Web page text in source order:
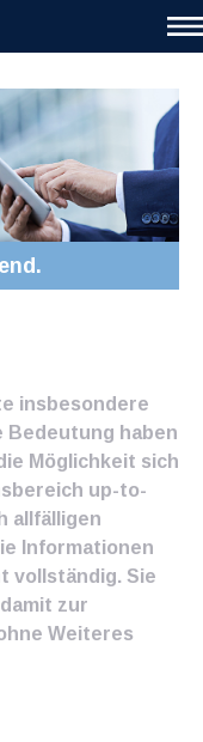
insbesondere
Bedeutung haben
Möglichkeit sich
up-to-
allfälligen
Informationen
vollständig. Sie
zur
Weiteres